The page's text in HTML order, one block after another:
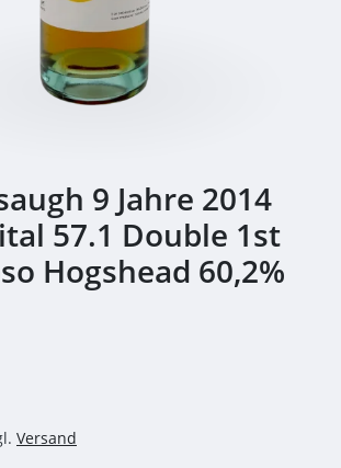
9 Jahre 2014
57.1 Double 1st
Hogshead 60,2%
Versand